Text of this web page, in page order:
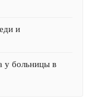
и
у больницы в